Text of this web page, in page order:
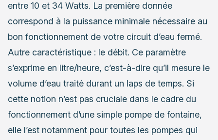
entre 10 et 34 Watts. La première donnée
correspond à la puissance minimale nécessaire au
bon fonctionnement de votre circuit d’eau fermé.
Autre caractéristique : le débit. Ce paramètre
s’exprime en litre/heure, c’est-à-dire qu’il mesure le
volume d’eau traité durant un laps de temps. Si
cette notion n’est pas cruciale dans le cadre du
fonctionnement d’une simple pompe de fontaine,
elle l’est notamment pour toutes les pompes qui